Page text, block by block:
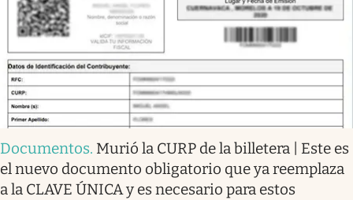
Documentos. Murió la CURP de la billetera | Este es
el nuevo documento obligatorio que ya reemplaza
a la CLAVE ÚNICA y es necesario para estos